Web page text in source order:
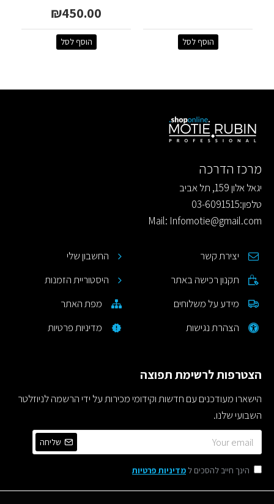
הוסף לסל
₪450.00
הוסף לסל
מרכז הדרכה
יגאל אלון 159, תל אביב
טלפון:03-6091515
Mail: Infomotie@gmail.com
יצירת קשר
תקנון רכישה באתר
מידע על משלוחים
הצהרת נגישות
החשבון שלי
היסטוריית הזמנות
מפת האתר
מדיניות פרטיות
הצטרפות לרשימת תפוצה
הישארו מעודכנים עם חדשות וקידומי מכירות על ידי הרשמה לניוזלטר
השבועי שלנו.
שליחה
הינך חייב להסכים ל מדיניות פרטיות